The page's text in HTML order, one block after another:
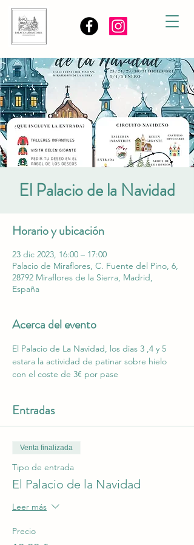
El Palacio de la Navidad
Horario y ubicación
23 dic 2023, 16:00 – 17:00
Palacio de Miraflores, C. Fuente del Pino, 6,
28792 Miraflores de la Sierra, Madrid,
España
Acerca del evento
El Palacio de La Navidad, los dias 3 ,4 y 5
estara la actividad de patinar sobre hielo
con el coste de 3€ por pase
Entradas
Venta finalizada
Tipo de entrada
El Palacio de la Navidad
Leer más
Precio